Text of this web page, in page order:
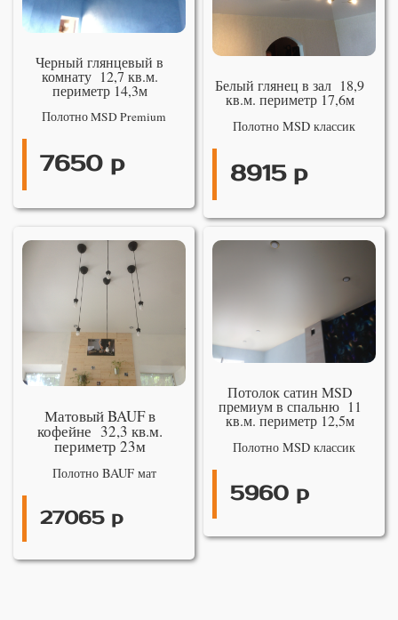
Черный глянцевый в
комнату 12,7 кв.м.
периметр 14,3м
Полотно MSD Premium
7650 р
Белый глянец в зал 18,9
кв.м. периметр 17,6м
Полотно MSD классик
8915 р
Матовый BAUF в
кофейне 32,3 кв.м.
периметр 23м
Полотно BAUF мат
27065 р
Потолок сатин MSD
премиум в спальню 11
кв.м. периметр 12,5м
Полотно MSD классик
5960 р